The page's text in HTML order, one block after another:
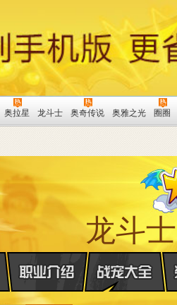
奥拉星 龙斗士 奥奇传说 奥雅之光 圈圈
龙斗